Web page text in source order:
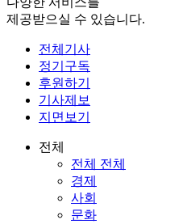
제공받으실 수 있습니다.
전체기사
정기구독
후원하기
기사제보
지면보기
전체
전체 전체
경제
사회
문화